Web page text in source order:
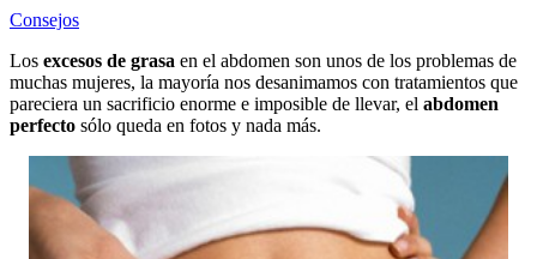
Consejos
Los excesos de grasa en el abdomen son unos de los problemas de
muchas mujeres, la mayoría nos desanimamos con tratamientos que
pareciera un sacrificio enorme e imposible de llevar, el abdomen
perfecto sólo queda en fotos y nada más.